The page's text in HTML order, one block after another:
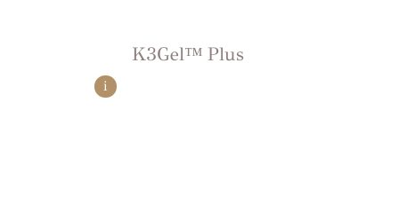
Κ3Gel™ Plus
i